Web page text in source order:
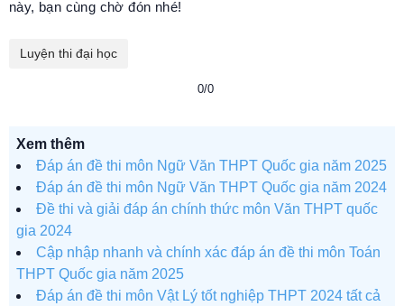
này, bạn cùng chờ đón nhé!
Luyện thi đại học
0/0
Xem thêm
Đáp án đề thi môn Ngữ Văn THPT Quốc gia năm 2025
Đáp án đề thi môn Ngữ Văn THPT Quốc gia năm 2024
Đề thi và giải đáp án chính thức môn Văn THPT quốc
gia 2024
Cập nhập nhanh và chính xác đáp án đề thi môn Toán
THPT Quốc gia năm 2025
Đáp án đề thi môn Vật Lý tốt nghiệp THPT 2024 tất cả